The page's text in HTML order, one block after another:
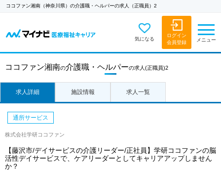
ココファン湘南（神奈川県）の介護職・ヘルパーの求人（正職員）2
気になる
ログイン
会員登録
メニュー
ココファン湘南の介護職・ヘルパーの求人 (正職員)2
求人詳細 施設情報 求人一覧
通所サービス
株式会社学研ココファン
【藤沢市/デイサービスの介護リーダー/正社員】学研ココファンの脳
活性デイサービスで、ケアリーダーとしてキャリアアップしません
か？